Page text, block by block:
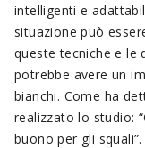
intelligenti e
situazione può
queste tecniche e le
potrebbe avere un
bianchi. Come ha
realizzato lo studio:
buono per gli